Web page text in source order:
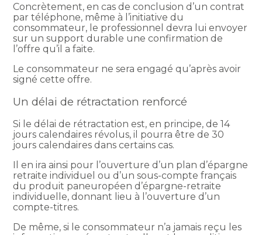
Concrètement, en cas de conclusion d’un contrat
par téléphone, même à l’initiative du
consommateur, le professionnel devra lui envoyer
sur un support durable une confirmation de
l’offre qu’il a faite.
Le consommateur ne sera engagé qu’après avoir
signé cette offre.
Un délai de rétractation renforcé
Si le délai de rétractation est, en principe, de 14
jours calendaires révolus, il pourra être de 30
jours calendaires dans certains cas.
Il en ira ainsi pour l’ouverture d’un plan d’épargne
retraite individuel ou d’un sous-compte français
du produit paneuropéen d’épargne-retraite
individuelle, donnant lieu à l’ouverture d’un
compte-titres.
De même, si le consommateur n’a jamais reçu les